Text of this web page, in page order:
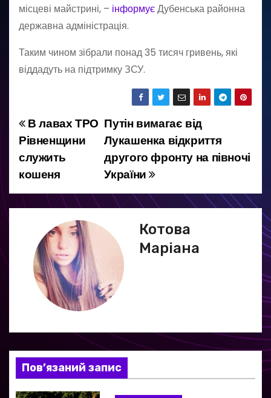
місцеві майстрині, – інформуєДубенська районна
державна адміністрація.
Таким чином зібрали понад 35 тисяч гривень, які
віддадуть на підтримку ЗСУ.
Н
а
в
і
я
з
а
Путін вимагає від
Лукашенка відкриття
другого фронту на півночі
України
В лавах ТРО
Рівненщини
служить
кошеня
Котова
Маріана
Пов’язаний запис